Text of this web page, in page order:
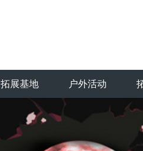
拓展基地 户外活动